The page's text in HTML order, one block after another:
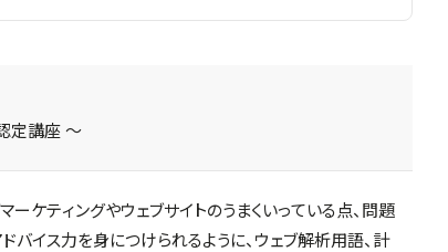
定講座 ～
ケティングやウェブサイトのうまくいっている点、問題
バイス力を身につけられるように、ウェブ解析用語、計